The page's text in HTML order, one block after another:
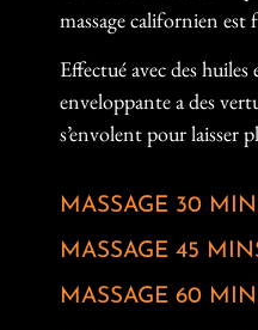
massage californien est
Effectué avec des
enveloppante a des
s’envolent pour laisser
MASSAGE 30
MASSAGE 45
MASSAGE 60